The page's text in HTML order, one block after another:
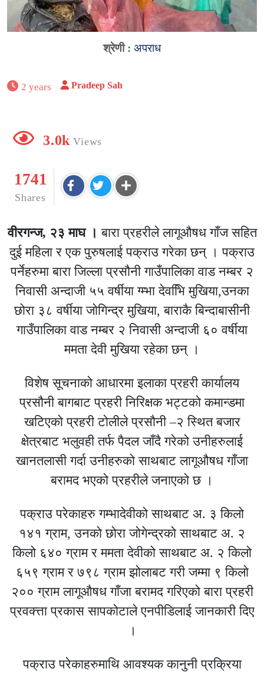
श्रेणी : अपराध
2 years Pradeep Sah
3.0k Views
1741
Shares
वीरगन्ज, २३ माघ । बारा प्रहरीले लागूऔषध गाँज सहित
दुई महिला र एक पुरुषलाई पक्राउ गरेका छन् । पक्राउ
पर्नेहरुमा बारा जिल्ला प्रसौनी गाउँपालिका वाड नम्बर २
निवासी अन्दाजी ५५ वर्षीया ग्म्भा देवभिि मुखिया,उनका
छोरा ३८ वर्षीया जोगिन्द्र मुखिया, बाराकै बिन्दाबासीनी
गाउँपालिका वाड नम्बर २ निवासी अन्दाजी ६० वर्षीया
ममता देवी मुखिया रहेका छन् ।
विशेष सूचनाको आधारमा इलाका प्रहरी कार्यालय
प्रसौनी बागबाट प्रहरी निरिक्षक भट्टको कमान्डमा
खटिएको प्रहरी टोलीले प्रसौनी –२ स्थित बजार
क्षेत्रबाट भलुवही तर्फ पैदल जाँदै गरेको उनीहरुलाई
खानतलासी गर्दा उनीहरुको साथबाट लागूऔषध गाँजा
बरामद भएको प्रहरीले जनाएको छ ।
पक्राउ परेकाहरु गम्भादेवीको साथबाट अ. ३ किलो
१४१ ग्राम, उनको छोरा जोगेन्द्रको साथबाट अ. २
किलो ६४० ग्राम र ममता देवीको साथबाट अ. २ किलो
६५९ ग्राम र ७९८ ग्राम झोलाबट गरी जम्मा ९ किलो
२०० ग्राम लागूऔषध गाँजा बरामद गरिएको बारा प्रहरी
प्रवक्त्ता प्रकास सापकोटाले एनपीडिलाई जानकारी दिए
।
पक्राउ परेकाहरुमाथि आवश्यक कानुनी प्रक्रिया